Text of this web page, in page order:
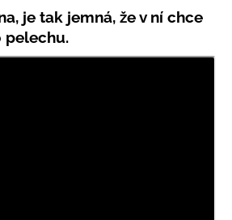
je tak jemná, že v ní chce
pelechu.